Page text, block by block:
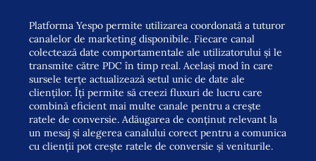
Platforma Yespo permite utilizarea coordonată a tuturor
canalelor de marketing disponibile. Fiecare canal
colectează date comportamentale ale utilizatorului și le
transmite către PDC în timp real. Același mod în care
sursele terțe actualizează setul unic de date ale
clienților. Îți permite să creezi fluxuri de lucru care
combină eficient mai multe canale pentru a crește
ratele de conversie. Adăugarea de conținut relevant la
un mesaj și alegerea canalului corect pentru a comunica
cu clienții pot crește ratele de conversie și veniturile.